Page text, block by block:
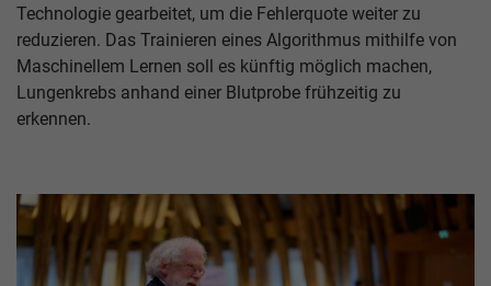
Technologie gearbeitet, um die Fehlerquote weiter zu
reduzieren. Das Trainieren eines Algorithmus mithilfe von
Maschinellem Lernen soll es künftig möglich machen,
Lungenkrebs anhand einer Blutprobe frühzeitig zu
erkennen.